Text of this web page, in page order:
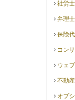
社労
弁理
保険
コン
ウェ
不動
オプ